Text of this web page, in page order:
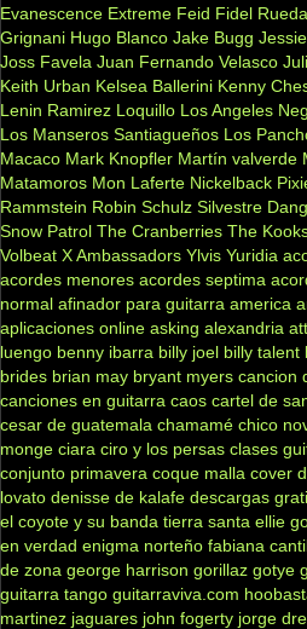
Evanescence Extreme Feid Fidel Rueda
Grignani Hugo Blanco Jake Bugg
Joss Favela Juan Fernando Velasco
Keith Urban Kelsea Ballerini Kenny
Lenin Ramirez Loquillo Los Angeles
Los Manseros Santiagueños Los
Macaco Mark Knopfler Martín valverde
Matamoros Mon Laferte Nickelback
Rammstein Robin Schulz Silvestre
Snow Patrol The Cranberries The
Volbeat X Ambassadors Ylvis Yuridia
acordes menores acordes septima
normal afinador para guitarra america
aplicaciones online asking alexandria
luengo benny ibarra billy joel billy talent
brides brian may bryant myers cancion
canciones en guitarra caos cartel de
cesar de guatemala chamamé chico
monge ciara ciro y los persas clases
conjunto primavera coque malla cover
lovato denisse de kalafe descargas
el coyote y su banda tierra santa ellie
en verdad enigma norteño fabiana
de zona george harrison gorillaz gotye
guitarra tango guitarraviva.com
martinez jaguares john fogerty jorge